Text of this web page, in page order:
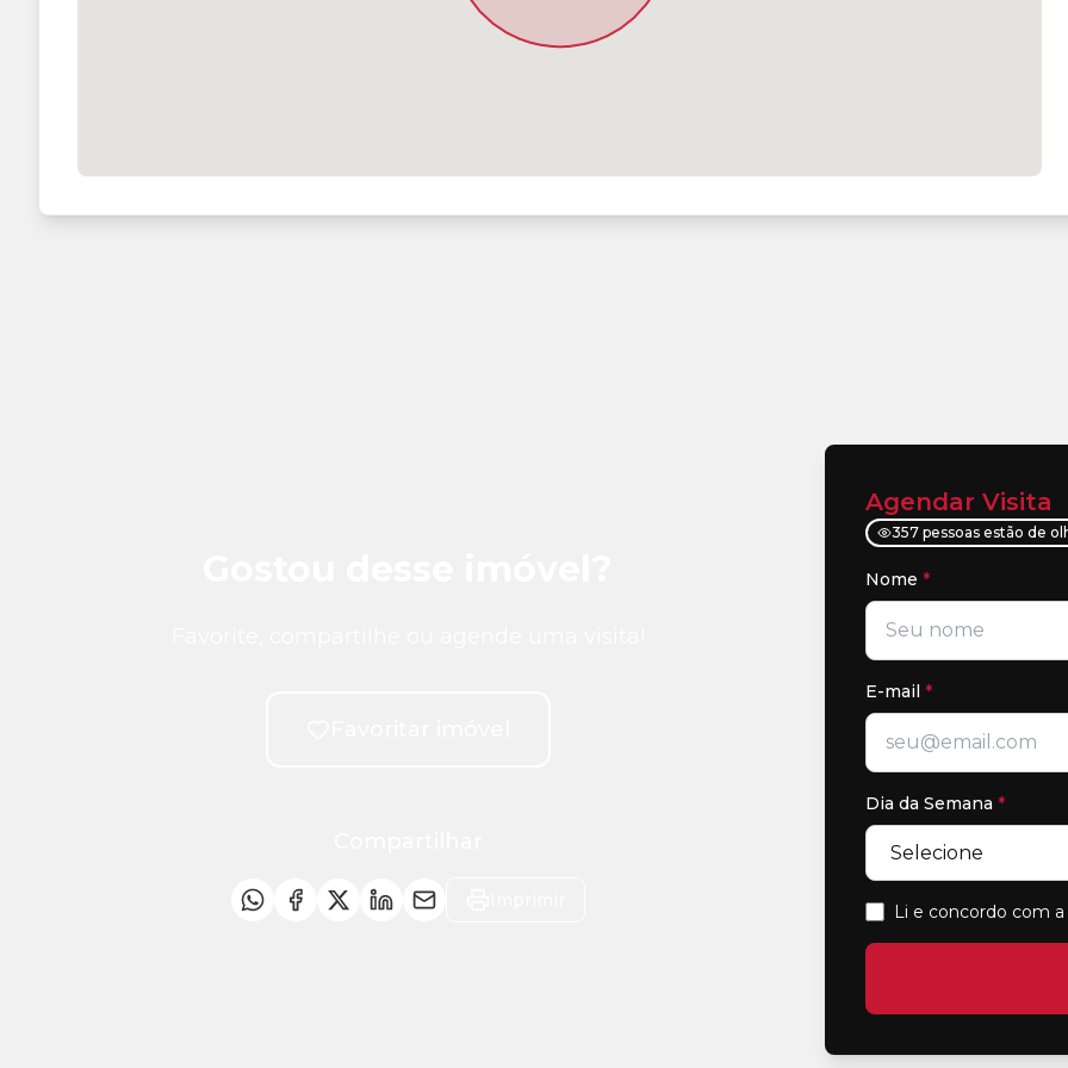
Agendar Visita
357 pessoas estão de
Nome *
E-mail *
Dia da Semana *
Li e concordo com a